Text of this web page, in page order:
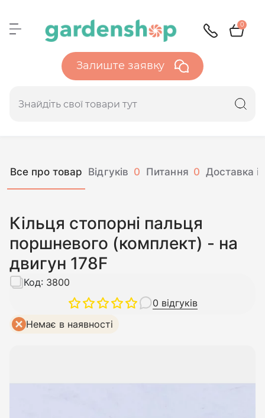
0
Залиште заявку
Все про товар Відгуків 0 Питання 0 Доставка і
Кільця стопорні пальця
поршневого (комплект) - на
двигун 178F
0 відгуків
Код: 3800
Немає в наявності